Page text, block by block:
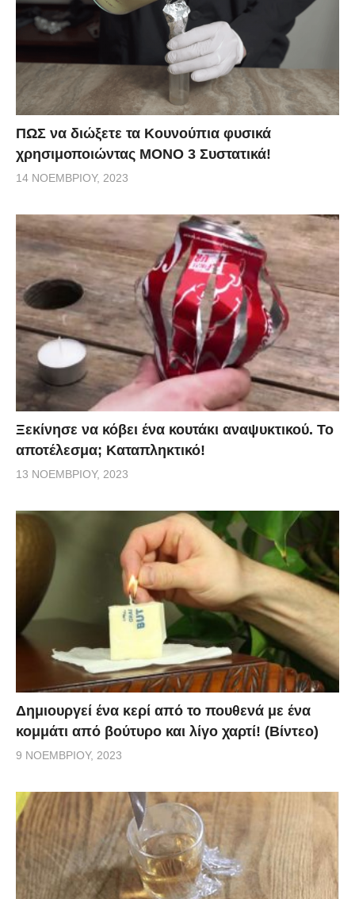
ΠΩΣ να διώξετε τα Κουνούπια φυσικά
χρησιμοποιώντας ΜΟΝΟ 3 Συστατικά!
14 ΝΟΕΜΒΡΊΟΥ, 2023
Ξεκίνησε να κόβει ένα κουτάκι αναψυκτικού. Το
αποτέλεσμα; Καταπληκτικό!
13 ΝΟΕΜΒΡΊΟΥ, 2023
Δημιουργεί ένα κερί από το πουθενά με ένα
κομμάτι από βούτυρο και λίγο χαρτί! (Βίντεο)
9 ΝΟΕΜΒΡΊΟΥ, 2023